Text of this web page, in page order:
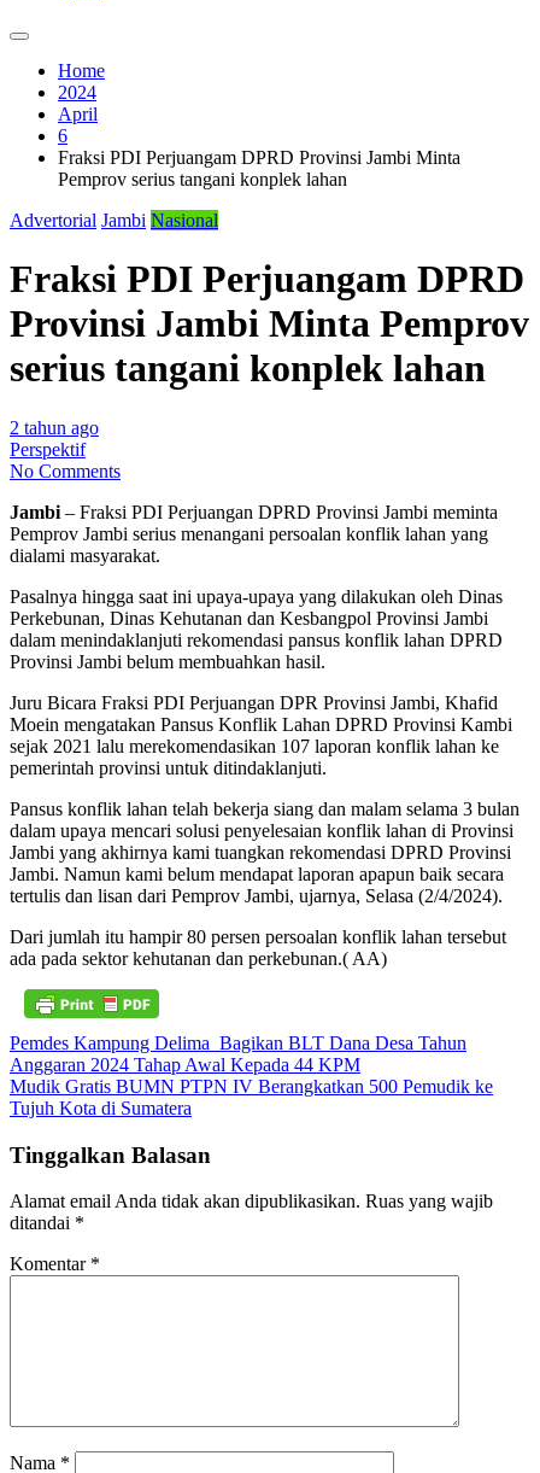
Home
2024
April
6
Fraksi PDI Perjuangam DPRD Provinsi Jambi Minta
Pemprov serius tangani konplek lahan
Advertorial Jambi Nasional
Fraksi PDI Perjuangam DPRD
Provinsi Jambi Minta Pemprov
serius tangani konplek lahan
2 tahun ago
Perspektif
No Comments
Jambi – Fraksi PDI Perjuangan DPRD Provinsi Jambi meminta
Pemprov Jambi serius menangani persoalan konflik lahan yang
dialami masyarakat.
Pasalnya hingga saat ini upaya-upaya yang dilakukan oleh Dinas
Perkebunan, Dinas Kehutanan dan Kesbangpol Provinsi Jambi
dalam menindaklanjuti rekomendasi pansus konflik lahan DPRD
Provinsi Jambi belum membuahkan hasil.
Juru Bicara Fraksi PDI Perjuangan DPR Provinsi Jambi, Khafid
Moein mengatakan Pansus Konflik Lahan DPRD Provinsi Kambi
sejak 2021 lalu merekomendasikan 107 laporan konflik lahan ke
pemerintah provinsi untuk ditindaklanjuti.
Pansus konflik lahan telah bekerja siang dan malam selama 3 bulan
dalam upaya mencari solusi penyelesaian konflik lahan di Provinsi
Jambi yang akhirnya kami tuangkan rekomendasi DPRD Provinsi
Jambi. Namun kami belum mendapat laporan apapun baik secara
tertulis dan lisan dari Pemprov Jambi, ujarnya, Selasa (2/4/2024).
Dari jumlah itu hampir 80 persen persoalan konflik lahan tersebut
ada pada sektor kehutanan dan perkebunan.( AA)
Navigasi
pos
Pemdes Kampung Delima Bagikan BLT Dana Desa Tahun
Anggaran 2024 Tahap Awal Kepada 44 KPM
Mudik Gratis BUMN PTPN IV Berangkatkan 500 Pemudik ke
Tujuh Kota di Sumatera
Tinggalkan Balasan
Alamat email Anda tidak akan dipublikasikan. Ruas yang wajib
ditandai *
Komentar *
Nama *